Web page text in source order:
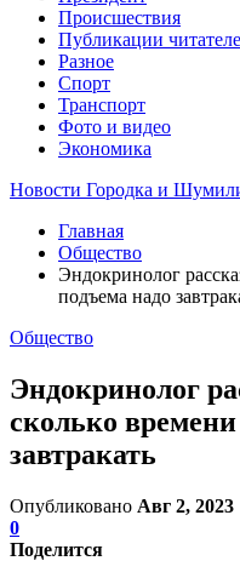
Происшествия
Публикации
Разное
Спорт
Транспорт
Фото и видео
Экономика
Новости Городка и
Главная
Общество
Эндокринолог
подъема надо
Общество
Эндокринолог
сколько
завтракать
Опубликовано Авг 2, 2023
0
Поделится